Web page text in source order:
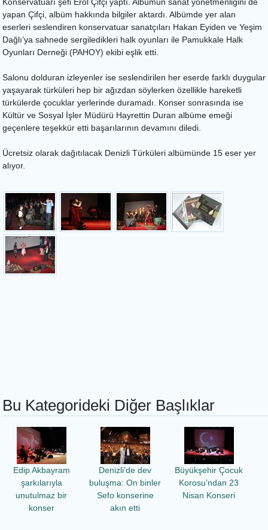
yapan Çifçi, albüm hakkında bilgiler aktardı. Albümde yer alan
eserleri seslendiren konservatuar sanatçıları Hakan Eyiden ve Yeşim
Dağlı’ya sahnede sergiledikleri halk oyunları ile Pamukkale Halk
Oyunları Derneği (PAHOY) ekibi eşlik etti.
Salonu dolduran izleyenler ise seslendirilen her eserde farklı duygular
yaşayarak türküleri hep bir ağızdan söylerken özellikle hareketli
türkülerde çocuklar yerlerinde duramadı. Konser sonrasında ise
Kültür ve Sosyal İşler Müdürü Hayrettin Duran albüme emeği
geçenlere teşekkür etti başarılarının devamını diledi.
Ücretsiz olarak dağıtılacak Denizli Türküleri albümünde 15 eser yer
alıyor.
Bu Kategorideki Diğer Başlıklar
Edip Akbayram
şarkılarıyla
unutulmaz bir
konser
Denizli’de dev
buluşma: On binler
Sefo konserine
akın etti
Büyükşehir Çocuk
Korosu’ndan 23
Nisan Konseri